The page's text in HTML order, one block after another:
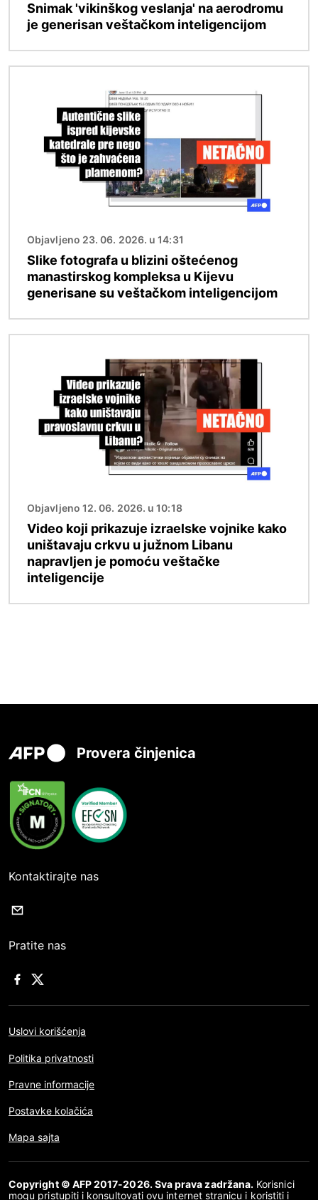
Snimak 'vikinškog veslanja' na aerodromu
je generisan veštačkom inteligencijom
Objavljeno 23. 06. 2026. u 14:31
Slike fotografa u blizini oštećenog
manastirskog kompleksa u Kijevu
generisane su veštačkom inteligencijom
Objavljeno 12. 06. 2026. u 10:18
Video koji prikazuje izraelske vojnike kako
uništavaju crkvu u južnom Libanu
napravljen je pomoću veštačke
inteligencije
Provera činjenica
Kontaktirajte nas
Pratite nas
Uslovi korišćenja
Politika privatnosti
Pravne informacije
Postavke kolačića
Mapa sajta
Copyright © AFP 2017-2026. Sva prava zadržana. Korisnici
mogu pristupiti i konsultovati ovu internet stranicu i koristiti i